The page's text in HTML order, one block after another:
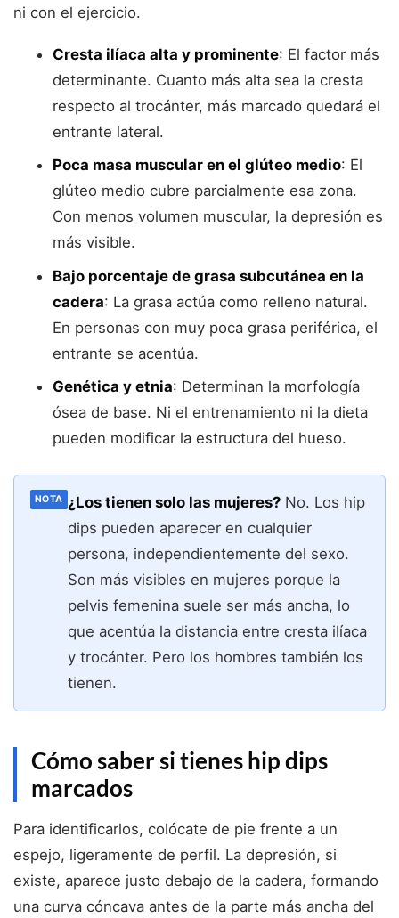
ni con el ejercicio.
Cresta ilíaca alta y prominente: El factor más
determinante. Cuanto más alta sea la cresta
respecto al trocánter, más marcado quedará el
entrante lateral.
Poca masa muscular en el glúteo medio: El
glúteo medio cubre parcialmente esa zona.
Con menos volumen muscular, la depresión es
más visible.
Bajo porcentaje de grasa subcutánea en la
cadera: La grasa actúa como relleno natural.
En personas con muy poca grasa periférica, el
entrante se acentúa.
Genética y etnia: Determinan la morfología
ósea de base. Ni el entrenamiento ni la dieta
pueden modificar la estructura del hueso.
NOTA ¿Los tienen solo las mujeres? No. Los hip
dips pueden aparecer en cualquier
persona, independientemente del sexo.
Son más visibles en mujeres porque la
pelvis femenina suele ser más ancha, lo
que acentúa la distancia entre cresta ilíaca
y trocánter. Pero los hombres también los
tienen.
Cómo saber si tienes hip dips
marcados
Para identificarlos, colócate de pie frente a un
espejo, ligeramente de perfil. La depresión, si
existe, aparece justo debajo de la cadera, formando
una curva cóncava antes de la parte más ancha del